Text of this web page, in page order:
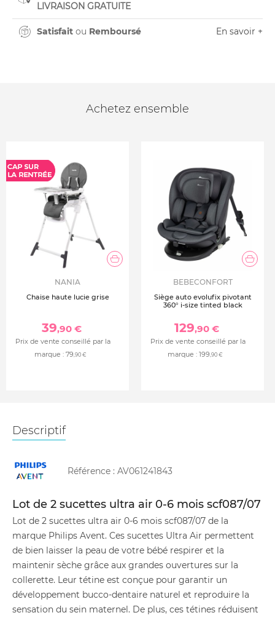
LIVRAISON GRATUITE
Satisfait ou Remboursé En savoir +
Achetez ensemble
NANIA
Chaise haute lucie grise
39,90 €
Prix de vente conseillé par la
marque : 79,90 €
BEBECONFORT
Siège auto evolufix pivotant
360° i-size tinted black
129,90 €
Prix de vente conseillé par la
marque : 199,90 €
Descriptif
Référence : AV061241843
Lot de 2 sucettes ultra air 0-6 mois scf087/07
Lot de 2 sucettes ultra air 0-6 mois scf087/07 de la
marque Philips Avent. Ces sucettes Ultra Air permettent
de bien laisser la peau de votre bébé respirer et la
maintenir sèche grâce aux grandes ouvertures sur la
collerette. Leur tétine est conçue pour garantir un
développement bucco-dentaire naturel et reproduire la
sensation du sein maternel. De plus, ces tétines réduisent